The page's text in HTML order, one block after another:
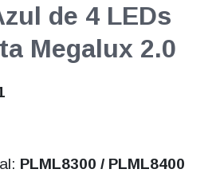
de 4 LEDs
Megalux 2.0
PLML8300 / PLML8400